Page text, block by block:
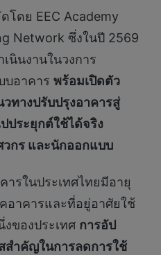
โดย EEC Academy
Network ซึ่งในปี 2569
นินงานในวงการ
บอาคาร พร้อมเปิดตัว
ทางปรับปรุงอาคารสู่
ประยุกต์ใช้ได้จริง
วกร และนักออกแบบ
ารในประเทศไทยมีอายุ
าคารและที่อยู่อาศัยใช้
ของประเทศ การอัป
สำคัญในการลดการใช้